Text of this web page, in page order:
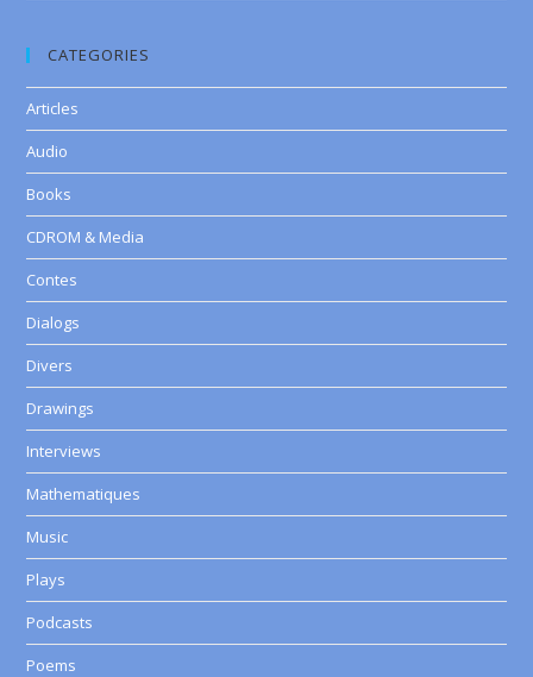
CATEGORIES
Articles
Audio
Books
CDROM & Media
Contes
Dialogs
Divers
Drawings
Interviews
Mathematiques
Music
Plays
Podcasts
Poems